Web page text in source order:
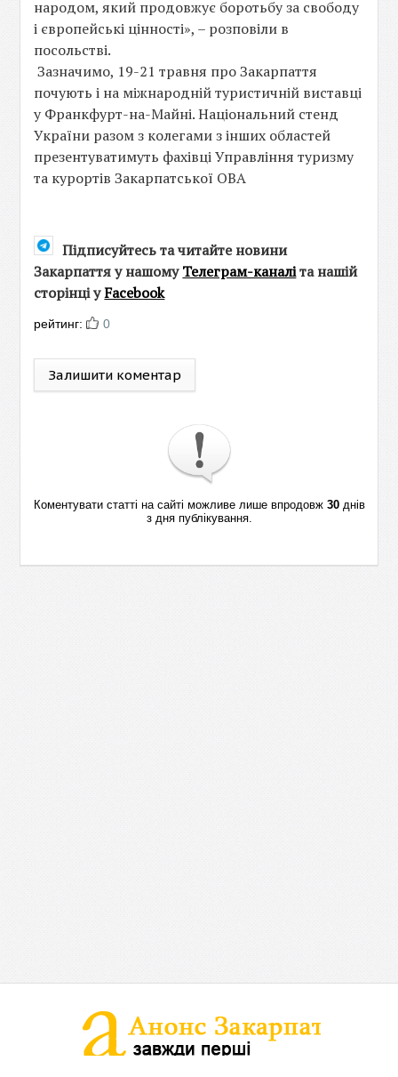
народом, який продовжує боротьбу за свободу
і європейські цінності», – розповіли в
посольстві.
Зазначимо, 19-21 травня про Закарпаття
почують і на міжнародній туристичній виставці
у Франкфурт-на-Майні. Національний стенд
України разом з колегами з інших областей
презентуватимуть фахівці Управління туризму
та курортів Закарпатської ОВА
Підписуйтесь та читайте новини
Закарпаття у нашомуТелеграм-каналіта нашій
сторінці уFacebook
рейтинг: 0
Залишити коментар
Коментувати статті на сайті можливе лише впродовж 30днів
з дня публікування.